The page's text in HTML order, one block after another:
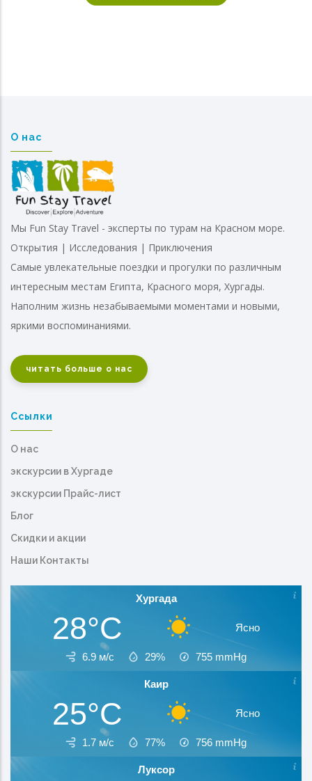
О нас
Мы Fun Stay Travel - эксперты по турам на Красном море.
Открытия | Исследования | Приключения
Самые увлекательные поездки и прогулки по различным
интересным местам Египта, Красного моря, Хургады.
Наполним жизнь незабываемыми моментами и новыми,
яркими воспоминаниями.
читать больше о нас
Ссылки
О нас
экскурсии в Хургаде
экскурсии Прайс-лист
Блог
Скидки и акции
Наши Контакты
Хургада
28°C Ясно
6.9 м/с 29% 755 mmHg
Каир
25°C Ясно
1.7 м/с 77% 756 mmHg
Луксор